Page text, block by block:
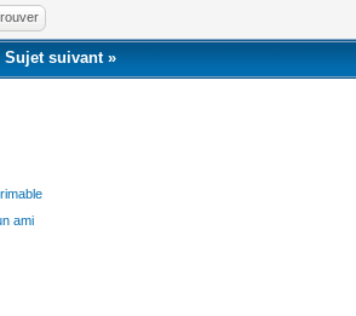
|
|
Sujet suivant»
ami